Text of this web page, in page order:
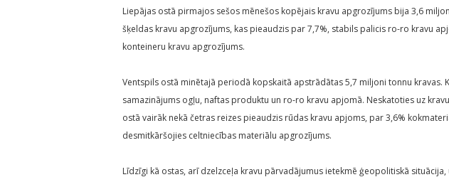
Liepājas ostā pirmajos sešos mēnešos kopējais kravu apgrozījums bija 3,6
šķeldas kravu apgrozījums, kas pieaudzis par 7,7%, stabils palicis ro-ro kravu
konteineru kravu apgrozījums.
Ventspils ostā minētajā periodā kopskaitā apstrādātas 5,7 miljoni tonnu kravas.
samazinājums ogļu, naftas produktu un ro-ro kravu apjomā. Neskatoties uz
ostā vairāk nekā četras reizes pieaudzis rūdas kravu apjoms, par 3,6%
desmitkāršojies celtniecības materiālu apgrozījums.
Līdzīgi kā ostas, arī dzelzceļa kravu pārvadājumus ietekmē ģeopolitiskā